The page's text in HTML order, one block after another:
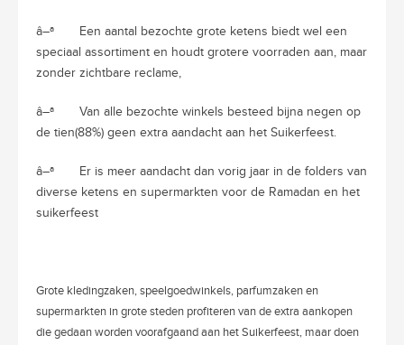
â–ª
Een aantal bezochte grote ketens biedt wel een
speciaal assortiment en houdt grotere voorraden aan, maar
zonder zichtbare reclame,
â–ª
Van alle bezochte winkels besteed bijna negen op
de tien(88%) geen extra aandacht aan het Suikerfeest.
â–ª
Er is meer aandacht dan vorig jaar in de folders van
diverse ketens en supermarkten voor de Ramadan en het
suikerfeest
Grote kledingzaken, speelgoedwinkels, parfumzaken en
supermarkten in grote steden profiteren van de extra aankopen
die gedaan worden voorafgaand aan het Suikerfeest, maar doen